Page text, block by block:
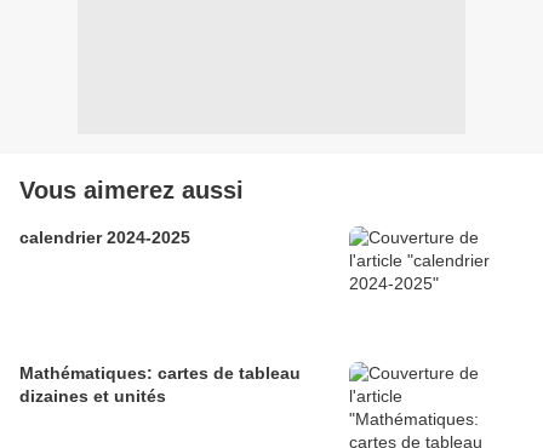
Vous aimerez aussi
calendrier 2024-2025
Mathématiques: cartes de tableau
dizaines et unités